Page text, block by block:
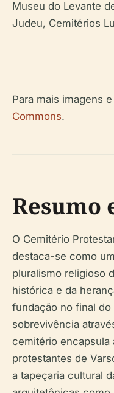
Museu do Levante
Judeu, Cemitérios
Para mais imagens
Commons.
Resumo
O Cemitério
destaca-se como
pluralismo religioso
histórica e da
fundação no final
sobrevivência
cemitério encapsula
protestantes de
a tapeçaria cultural